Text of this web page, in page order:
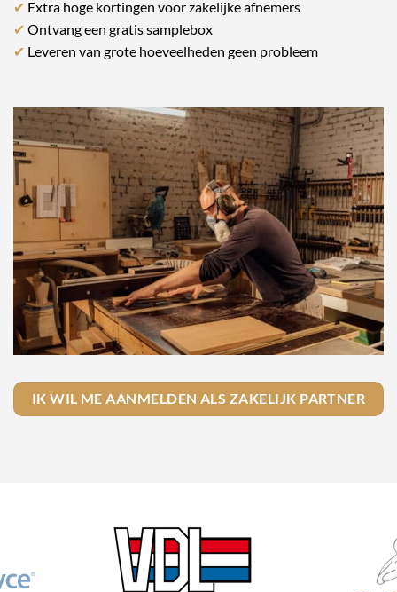
✔ Extra hoge kortingen voor zakelijke afnemers
✔ Ontvang een gratis samplebox
✔ Leveren van grote hoeveelheden geen probleem
IK WIL ME AANMELDEN ALS ZAKELIJK PARTNER